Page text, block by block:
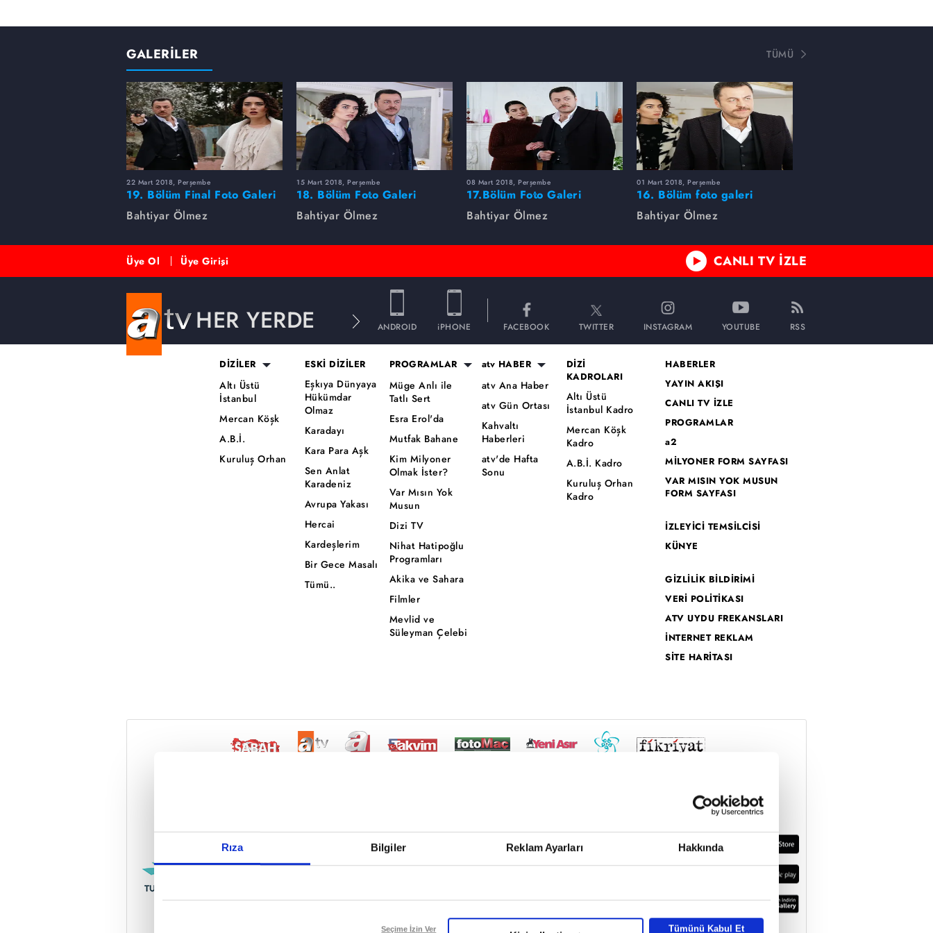
Rıza Bilgiler Reklam Ayarları Hakkında
Reddet
Seçime İzin Ver Tümünü Kabul Et
GALERİLER TÜMÜ
22 Mart 2018, Perşembe
19. Bölüm Final Foto Galeri
Bahtiyar Ölmez
15 Mart 2018, Perşembe
18. Bölüm Foto Galeri
Bahtiyar Ölmez
08 Mart 2018, Perşembe
17.Bölüm Foto Galeri
Bahtiyar Ölmez
01 Mart 2018, Perşembe
16. Bölüm foto galeri
Bahtiyar Ölmez
Üye Ol Üye Girişi CANLI TV İZLE
HER YERDE ANDROID iPHONE FACEBOOK TWITTER INSTAGRAM YOUTUBE RSS
DİZİLER
Altı Üstü
İstanbul
Mercan Köşk
A.B.İ.
Kuruluş Orhan
ESKİ DİZİLER
Eşkıya Dünyaya
Hükümdar
Olmaz
Karadayı
Kara Para Aşk
Sen Anlat
Karadeniz
Avrupa Yakası
Hercai
Kardeşlerim
Bir Gece Masalı
Tümü..
PROGRAMLAR
Müge Anlı ile
Tatlı Sert
Esra Erol'da
Mutfak Bahane
Kim Milyoner
Olmak İster?
Var Mısın Yok
Musun
Dizi TV
Nihat Hatipoğlu
Programları
Akika ve Sahara
Filmler
Mevlid ve
Süleyman Çelebi
atv HABER
atv Ana Haber
atv Gün Ortası
Kahvaltı
Haberleri
atv'de Hafta
Sonu
DİZİ
KADROLARI
Altı Üstü
İstanbul Kadro
Mercan Köşk
Kadro
A.B.İ. Kadro
Kuruluş Orhan
Kadro
HABERLER
YAYIN AKIŞI
CANLI TV İZLE
PROGRAMLAR
a2
MİLYONER FORM SAYFASI
VAR MISIN YOK MUSUN
FORM SAYFASI
İZLEYİCİ TEMSİLCİSİ
KÜNYE
GİZLİLİK BİLDİRİMİ
VERİ POLİTİKASI
ATV UYDU FREKANSLARI
İNTERNET REKLAM
SİTE HARİTASI